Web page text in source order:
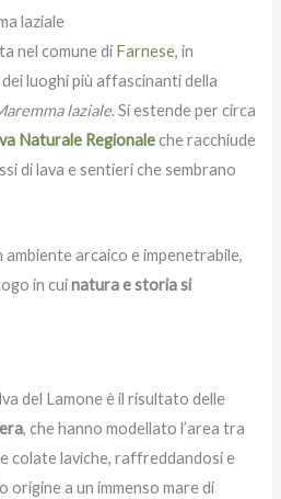
laziale
nel comune di Farnese, in
dei luoghi più affascinanti della
laziale. Si estende per circa
Naturale Regionaleche racchiude
di lava e sentieri che sembrano
ambiente arcaico e impenetrabile,
in cuinatura e storia si
del Lamone è il risultato delle
, che hanno modellato l’area tra
colate laviche, raffreddandosi e
a un immenso mare di